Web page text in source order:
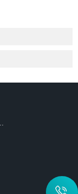
地未来中心A3 2110室